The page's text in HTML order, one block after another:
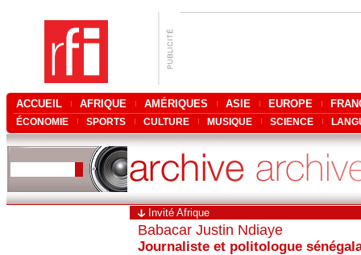
ACCUEIL AFRIQUE AMÉRIQUES ASIE EUROPE
ÉCONOMIE SPORTS CULTURE MUSIQUE SCIENCE
Invité Afrique
Babacar Justin Ndiaye
Journaliste et politologue